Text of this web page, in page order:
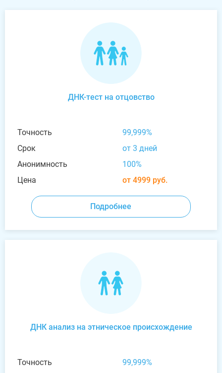
ДНК-тест на отцовство
Точность
99,999%
Срок
от 3 дней
Анонимность
100%
Цена
от 4999 руб.
Подробнее
ДНК анализ на этническое происхождение
Точность
99,999%